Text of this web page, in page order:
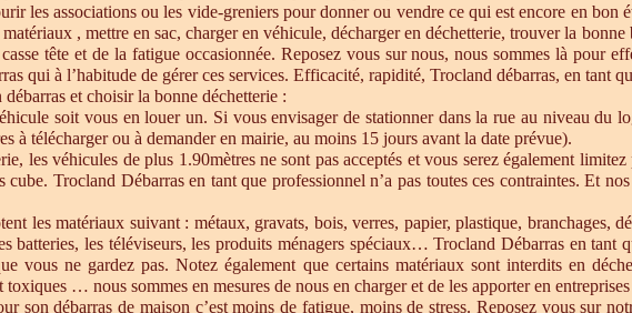
les associations ou les vide-greniers pour donner ou vendre ce qui est encore en bon
, mettre en sac, charger en véhicule, décharger en déchetterie, trouver la
tête et de la fatigue occasionnée. Reposez vous sur nous, nous sommes là pour
qui à l’habitude de gérer ces services. Efficacité, rapidité, Trocland débarras, en tant
et choisir la bonne déchetterie :
soit vous en louer un. Si vous envisager de stationner dans la rue au niveau du
à télécharger ou à demander en mairie, au moins 15 jours avant la date prévue).
les véhicules de plus 1.90mètres ne sont pas acceptés et vous serez également
Trocland Débarras en tant que professionnel n’a pas toutes ces contraintes. Et
les matériaux suivant : métaux, gravats, bois, verres, papier, plastique, branchages,
batteries, les téléviseurs, les produits ménagers spéciaux… Trocland Débarras en tant
vous ne gardez pas. Notez également que certains matériaux sont interdits en
… nous sommes en mesures de nous en charger et de les apporter en
son débarras de maison c’est moins de fatigue, moins de stress. Reposez vous sur